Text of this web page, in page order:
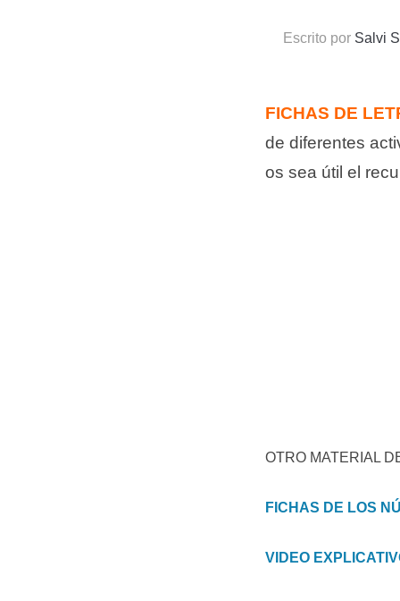
Escrito por Salvi
FICHAS DE
de diferentes
os sea útil el
OTRO MATERIAL
FICHAS DE LOS
VIDEO